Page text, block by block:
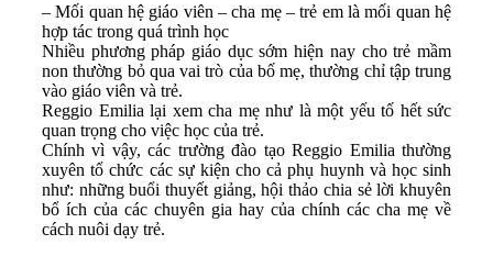
– Mối quan hệ giáo viên – cha mẹ – trẻ em là mối quan hệ
hợp tác trong quá trình học
Nhiều phương pháp giáo dục sớm hiện nay cho trẻ mầm
non thường bỏ qua vai trò của bố mẹ, thường chỉ tập trung
vào giáo viên và trẻ.
Reggio Emilia lại xem cha mẹ như là một yếu tố hết sức
quan trọng cho việc học của trẻ.
Chính vì vậy, các trường đào tạo Reggio Emilia thường
xuyên tổ chức các sự kiện cho cả phụ huynh và học sinh
như: những buổi thuyết giảng, hội thảo chia sẻ lời khuyên
bổ ích của các chuyên gia hay của chính các cha mẹ về
cách nuôi dạy trẻ.